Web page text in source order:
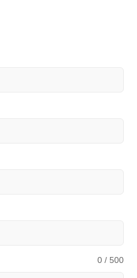
0 / 500